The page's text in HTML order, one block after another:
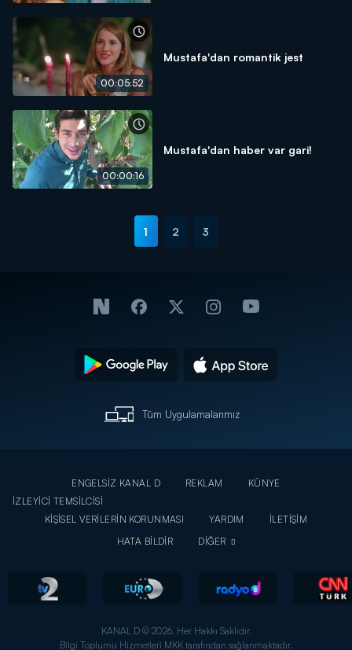
00:05:52
Mustafa'dan romantik jest
00:00:16
Mustafa'dan haber var gari!
1 2 3
Tüm Uygulamalarımız
ENGELSİZ KANAL D REKLAM
KÜNYE
İZLEYİCİ TEMSİLCİSİ
KİŞİSEL VERİLERİN KORUNMASI
YARDIM
İLETİŞİM
HATA BİLDİR
DİĞER
KANAL D © 2026. Her Hakkı Saklıdır.
Bilgi Toplumu Hizmetleri MKK tarafından sağlanmaktadır.